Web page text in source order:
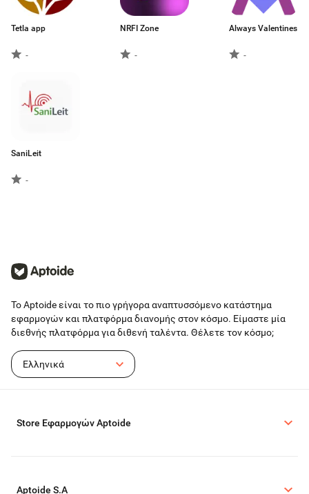
Tetla app
-
NRFI Zone
-
Always Valentines
-
SaniLeit
-
Το Aptoide είναι το πιο γρήγορα αναπτυσσόμενο κατάστημα
εφαρμογών και πλατφόρμα διανομής στον κόσμο. Είμαστε μία
διεθνής πλατφόρμα για διθενή ταλέντα. Θέλετε τον κόσμο;
Ελληνικά
Store Εφαρμογών Aptoide
Aptoide S.A